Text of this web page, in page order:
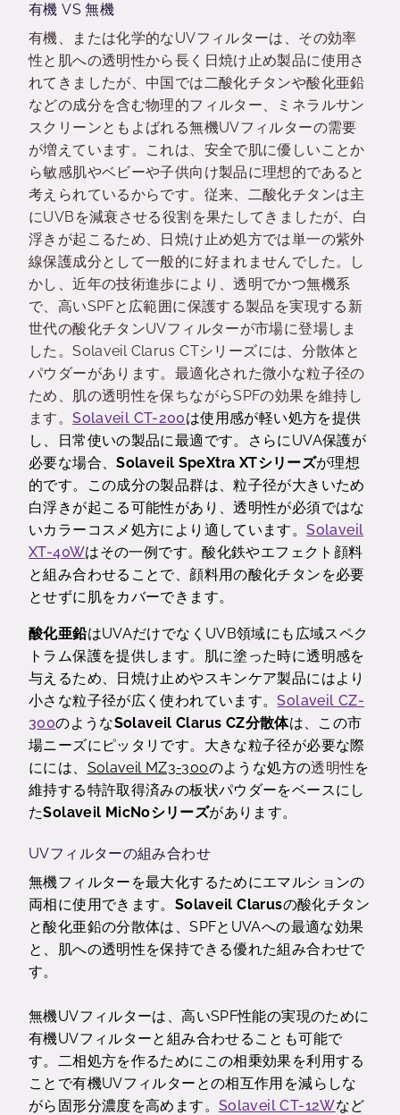
有機 VS 無機
有機、または化学的なUVフィルターは、その効率
性と肌への透明性から長く日焼け止め製品に使用さ
れてきましたが、中国では二酸化チタンや酸化亜鉛
などの成分を含む物理的フィルター、ミネラルサン
スクリーンともよばれる無機UVフィルターの需要
が増えています。これは、安全で肌に優しいことか
ら敏感肌やベビーや子供向け製品に理想的であると
考えられているからです。従来、二酸化チタンは主
にUVBを減衰させる役割を果たしてきましたが、白
浮きが起こるため、日焼け止め処方では単一の紫外
線保護成分として一般的に好まれませんでした。し
かし、近年の技術進歩により、透明でかつ無機系
で、高いSPFと広範囲に保護する製品を実現する新
世代の酸化チタンUVフィルターが市場に登場しま
した。Solaveil Clarus CTシリーズには、分散体と
パウダーがあります。最適化された微小な粒子径の
ため、肌の透明性を保ちながらSPFの効果を維持し
ます。Solaveil CT-200は使用感が軽い処方を提供
し、日常使いの製品に最適です。さらにUVA保護が
必要な場合、Solaveil SpeXtra XTシリーズが理想
的です。この成分の製品群は、粒子径が大きいため
白浮きが起こる可能性があり、透明性が必須ではな
いカラーコスメ処方により適しています。Solaveil
XT-40Wはその一例です。酸化鉄やエフェクト顔料
と組み合わせることで、顔料用の酸化チタンを必要
とせずに肌をカバーできます。
酸化亜鉛はUVAだけでなく UVB領域にも広域スペク
トラム保護を提供します。肌に塗った時に透明感を
与えるため、日焼け止めやスキンケア製品にはより
小さな粒子径が広く使われています。Solaveil CZ-
300のようなSolaveil Clarus CZ分散体は、この市
場ニーズにピッタリです。大きな粒子径が必要な際
にには、 Solaveil MZ3-300のような処方の透明性を
維持する特許取得済みの板状パウダーをベースにし
たSolaveil MicNoシリーズがあります。
UVフィルターの組み合わせ
無機フィルターを最大化するためにエマルションの
両相に使用できます。 Solaveil Clarusの酸化チタン
と酸化亜鉛の分散体は、SPFと UVAへの最適な効果
と、肌への透明性を保持できる優れた組み合わせで
す。
無機UVフィルターは、高いSPF性能の実現のために
有機UVフィルターと組み合わせることも可能で
す。二相処方を作るためにこの相乗効果を利用する
ことで有機UVフィルターとの相互作用を減らしな
がら固形分濃度を高めます。 Solaveil CT-12Wなど